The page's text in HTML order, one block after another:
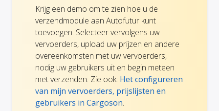
Krijg een demo om te zien hoe u de
verzendmodule aan Autofutur kunt
toevoegen. Selecteer vervolgens uw
vervoerders, upload uw prijzen en andere
overeenkomsten met uw vervoerders,
nodig uw gebruikers uit en begin meteen
met verzenden. Zie ook: Het configureren
van mijn vervoerders, prijslijsten en
gebruikers in Cargoson.